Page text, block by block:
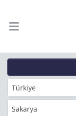
Türkiye
Sakarya